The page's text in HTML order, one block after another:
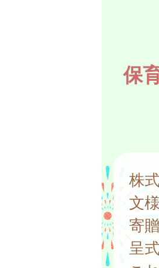
保
株
文
寄
呈